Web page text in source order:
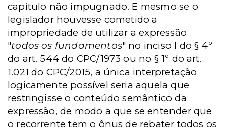
capítulo não impugnado. E mesmo se o
legislador houvesse cometido a
impropriedade de utilizar a expressão
"todos os fundamentos" no inciso I do § 4º
do art. 544 do CPC/1973 ou no § 1º do art.
1.021 do CPC/2015, a única interpretação
logicamente possível seria aquela que
restringisse o conteúdo semântico da
expressão, de modo a que se entender que
o recorrente tem o ônus de rebater todos os